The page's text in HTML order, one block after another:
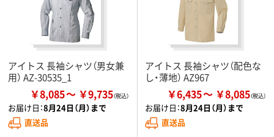
アイトス 長袖シャツ（男女兼
用） AZ-30535_1
￥8,085 ￥9,735
お届け日：8月24日（月）まで
直送品
アイトス 長袖シャツ（配色な
し・薄地） AZ967
￥6,435 ￥8,085
お届け日：8月24日（月）まで
直送品